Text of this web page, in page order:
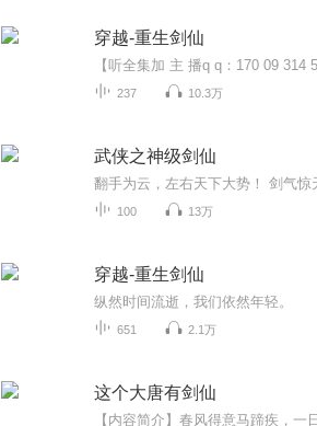
穿越-重生剑仙
237 10.3万
武侠之神级剑仙
100 13万
穿越-重生剑仙
纵然时间流逝，我们依然年轻。
651 2.1万
这个大唐有剑仙